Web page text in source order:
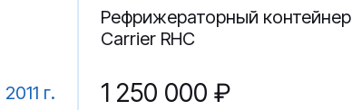
2011 г.
Рефрижераторный контейнер
Carrier RHC
1 250 000 ₽